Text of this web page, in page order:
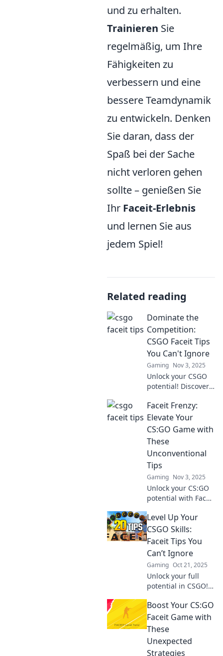
und zu erhalten.
Trainieren Sie
regelmäßig, um Ihre
Fähigkeiten zu
verbessern und eine
bessere Teamdynamik
zu entwickeln. Denken
Sie daran, dass der
Spaß bei der Sache
nicht verloren gehen
sollte – genießen Sie
Ihr Faceit-Erlebnis
und lernen Sie aus
jedem Spiel!
Related reading
Dominate the
Competition:
CSGO Faceit Tips
You Can't Ignore
Gaming Nov 3, 2025
Unlock your CSGO
potential! Discover
tips to crush your
competition and
elevate your game
to the next level.
Faceit Frenzy:
Elevate Your
CS:GO Game with
These
Unconventional
Tips
Gaming Nov 3, 2025
Unlock your CS:GO
potential with Faceit
unconventional tips
that will take your
game to the next
level and dominate
the battlefield!
Level Up Your
CSGO Skills:
Faceit Tips You
Can’t Ignore
Gaming Oct 21, 2025
Unlock your full
potential in CSGO!
Faceit tips that can
elevate your
gameplay and
ensure victory. Don't
miss out!
Boost Your CS:GO
Faceit Game with
These
Unexpected
Strategies